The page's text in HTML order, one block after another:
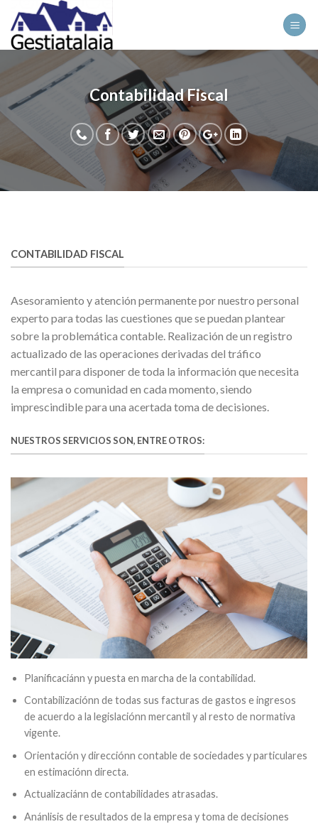
Skip
content
Contabilidad Fiscal
CONTABILIDAD FISCAL
Asesoramiento y atención permanente por nuestro personal
experto para todas las cuestiones que se puedan plantear
sobre la problemática contable. Realización de un registro
actualizado de las operaciones derivadas del tráfico
mercantil para disponer de toda la información que necesita
la empresa o comunidad en cada momento, siendo
imprescindible para una acertada toma de decisiones.
NUESTROS SERVICIOS SON, ENTRE OTROS:
Planificaciánn y puesta en marcha de la contabilidad.
Contabilizaciónn de todas sus facturas de gastos e ingresos
de acuerdo a la legislaciónn mercantil y al resto de normativa
vigente.
Orientación y direcciónn contable de sociedades y particulares
en estimaciónn directa.
Actualizaciánn de contabilidades atrasadas.
Anánlisis de resultados de la empresa y toma de decisiones